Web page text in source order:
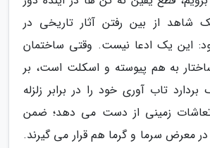
شاهد از بین رفتن آثار تاریخی در
این یک ادعا نیست. وقتی ساختمان
به هم پیوسته و اسکلت است، بر
تاب آوری خود را در برابر زلزله
زمینی از دست می دهد؛ ضمن
در معرض سرما و گرما هم قرار می گیرند.